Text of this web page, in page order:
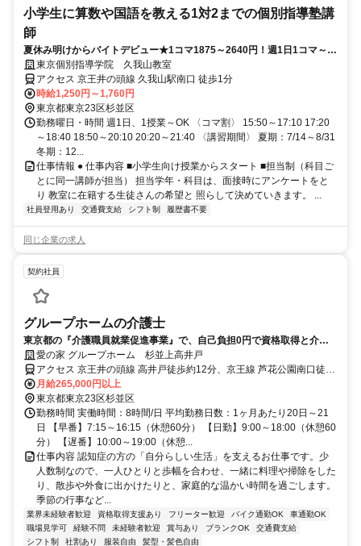
小学生に算数や国語を教える1対2までの個別指導塾講
師
夏休み明けからバイトデビュー★1コマ1875～2640円！週1日1コマ～私
服でok◎
東京個別指導学院 久我山教室
アクセス 京王井の頭線 久我山駅南口 徒歩1分
時給1,250円～1,760円
東京都東京23区杉並区
勤務曜日・時間 週1日、1授業～OK 〈コマ割〉 15:50～17:10 17:20
～18:40 18:50～20:10 20:20～21:40 〈講習期間〉 夏期：7/14～8/31
冬期：12...
仕事情報 ● 仕事内容 ■小学生向け授業からスタート ■担当制（科目ご
とに同一講師が担当） 担当学年・科目は、面接時にアンケートをと
り 教室に在籍する生徒さんの希望と 照らして決めていきます。 ...
社員登用あり 交通費支給 シフト制 履歴書不要
同じ企業の求人
契約社員
グループホームの介護士
東京都の『介護職員就業促進事業』で、自己負担0円で資格取得と介護
の仕事をスタートしよう
愛の家 グループホーム 杉並上高井戸
アクセス 京王井の頭線 高井戸徒歩約12分、京王線 芦花公園南口徒歩
約13分、京王井の頭線 富士見ヶ丘南口徒歩約13分 京王井の頭線「高
井戸駅」下車 徒歩12分
月給265,000円以上
東京都東京23区杉並区
勤務時間 実働時間：8時間/日 平均勤務日数：1ヶ月あたり20日～21
日 【早番】7:15～16:15（休憩60分） 【日勤】9:00～18:00（休憩60
分） 【遅番】10:00～19:00（休憩...
仕事内容 認知症の方の「自分らしい生活」を支えるお仕事です。少
人数制なので、一人ひとりと歩幅を合わせ、一緒に料理や掃除をした
り、散歩や外食に出かけたりと、家庭的な温かい時間を過ごします。
季節の行事など...
業界未経験者歓迎 資格取得支援あり フリーター歓迎 バイク通勤OK
車通勤OK
職場見学可
経験不問 未経験者歓迎 賞与あり ブランクOK
交通費支給
シフト制
社割あり 服装自由 髪型・髪色自由